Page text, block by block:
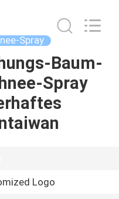
Spray
Baum-
Spray
Logo